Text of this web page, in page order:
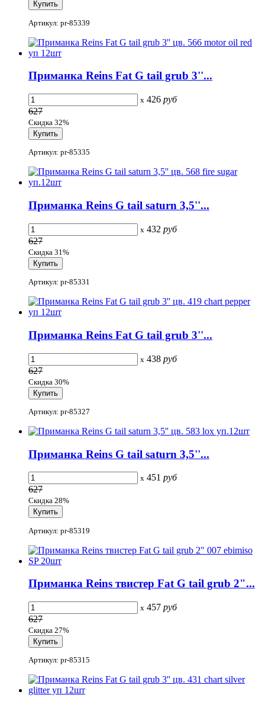
Артикул: pr-85339
Приманка Reins Fat G tail grub 3''...
x 426 руб
627
Скидка 32%
Артикул: pr-85335
Приманка Reins G tail saturn 3,5''...
x 432 руб
627
Скидка 31%
Артикул: pr-85331
Приманка Reins Fat G tail grub 3''...
x 438 руб
627
Скидка 30%
Артикул: pr-85327
Приманка Reins G tail saturn 3,5''...
x 451 руб
627
Скидка 28%
Артикул: pr-85319
Приманка Reins твистер Fat G tail grub 2"...
x 457 руб
627
Скидка 27%
Артикул: pr-85315